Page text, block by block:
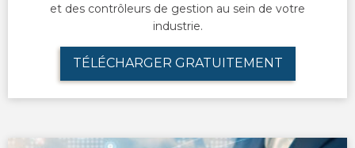
et des contrôleurs de gestion au sein de votre
industrie.
TÉLÉCHARGER GRATUITEMENT